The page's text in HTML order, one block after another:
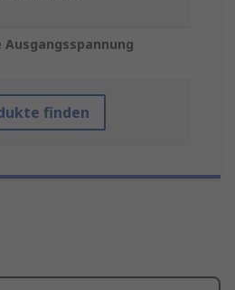
Ausgangsspannung
finden